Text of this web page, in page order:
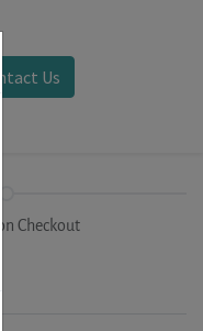
Us
Checkout